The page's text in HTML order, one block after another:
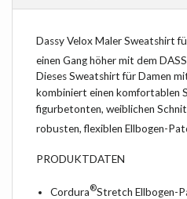
Dassy Velox Maler Sweatshirt
einen Gang höher mit dem
Dieses Sweatshirt für Damen
kombiniert einen komfortablen
figurbetonten, weiblichen
robusten, flexiblen Ellbogen-
PRODUKTDATEN
Cordura®Stretch Ellbogen-